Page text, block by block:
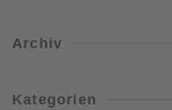
Archiv
Kategorien